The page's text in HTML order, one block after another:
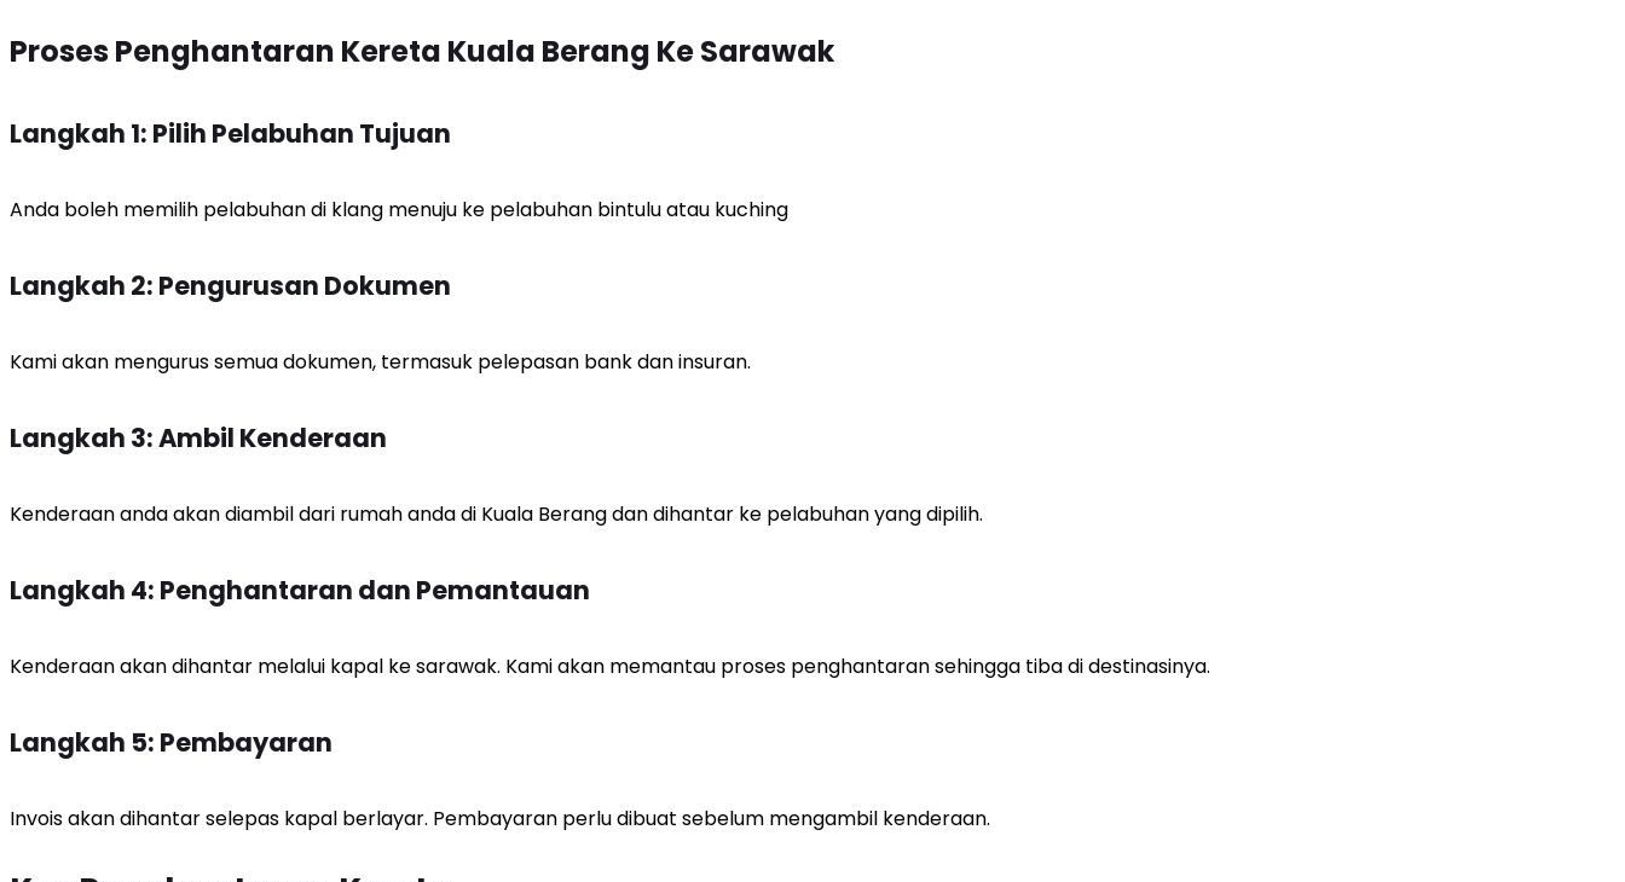
Proses Penghantaran Kereta Kuala Berang Ke Sarawak
Langkah 1: Pilih Pelabuhan Tujuan
Anda boleh memilih pelabuhan di klang menuju ke pelabuhan bintulu atau kuching
Langkah 2: Pengurusan Dokumen
Kami akan mengurus semua dokumen, termasuk pelepasan bank dan insuran.
Langkah 3: Ambil Kenderaan
Kenderaan anda akan diambil dari rumah anda di Kuala Berang dan dihantar ke pelabuhan yang dipilih.
Langkah 4: Penghantaran dan Pemantauan
Kenderaan akan dihantar melalui kapal ke sarawak. Kami akan memantau proses penghantaran sehingga tiba di destinasinya.
Langkah 5: Pembayaran
Invois akan dihantar selepas kapal berlayar. Pembayaran perlu dibuat sebelum mengambil kenderaan.